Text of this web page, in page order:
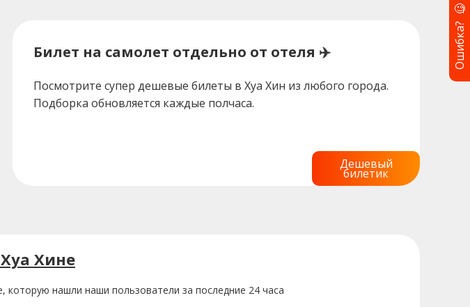
Билет на самолет отдельно от отеля ✈️
Посмотрите супер дешевые билеты в Хуа Хин из любого города.
Подборка обновляется каждые полчаса.
Дешевый
билетик
Хине
которую нашли наши пользователи за последние 24 часа
Ошибка?
🧐